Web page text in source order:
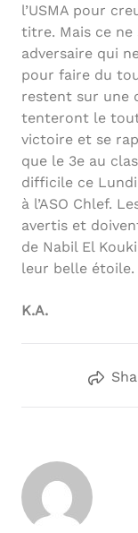
l’USMA pour
titre. Mais ce ne
adversaire qui
pour faire du
restent sur une
tenteront le
victoire et se
que le 3e au
difficile ce
à l’ASO Chlef.
avertis et
de Nabil El
leur belle étoile.
K.A.